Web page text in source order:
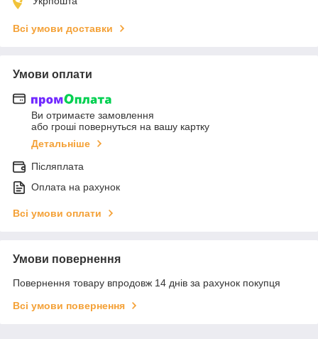
Всі умови доставки
Умови оплати
Ви отримаєте замовлення
або гроші повернуться на вашу картку
Детальніше
Післяплата
Оплата на рахунок
Всі умови оплати
Умови повернення
Повернення товару впродовж 14 днів за рахунок покупця
Всі умови повернення